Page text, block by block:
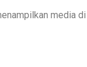
media di